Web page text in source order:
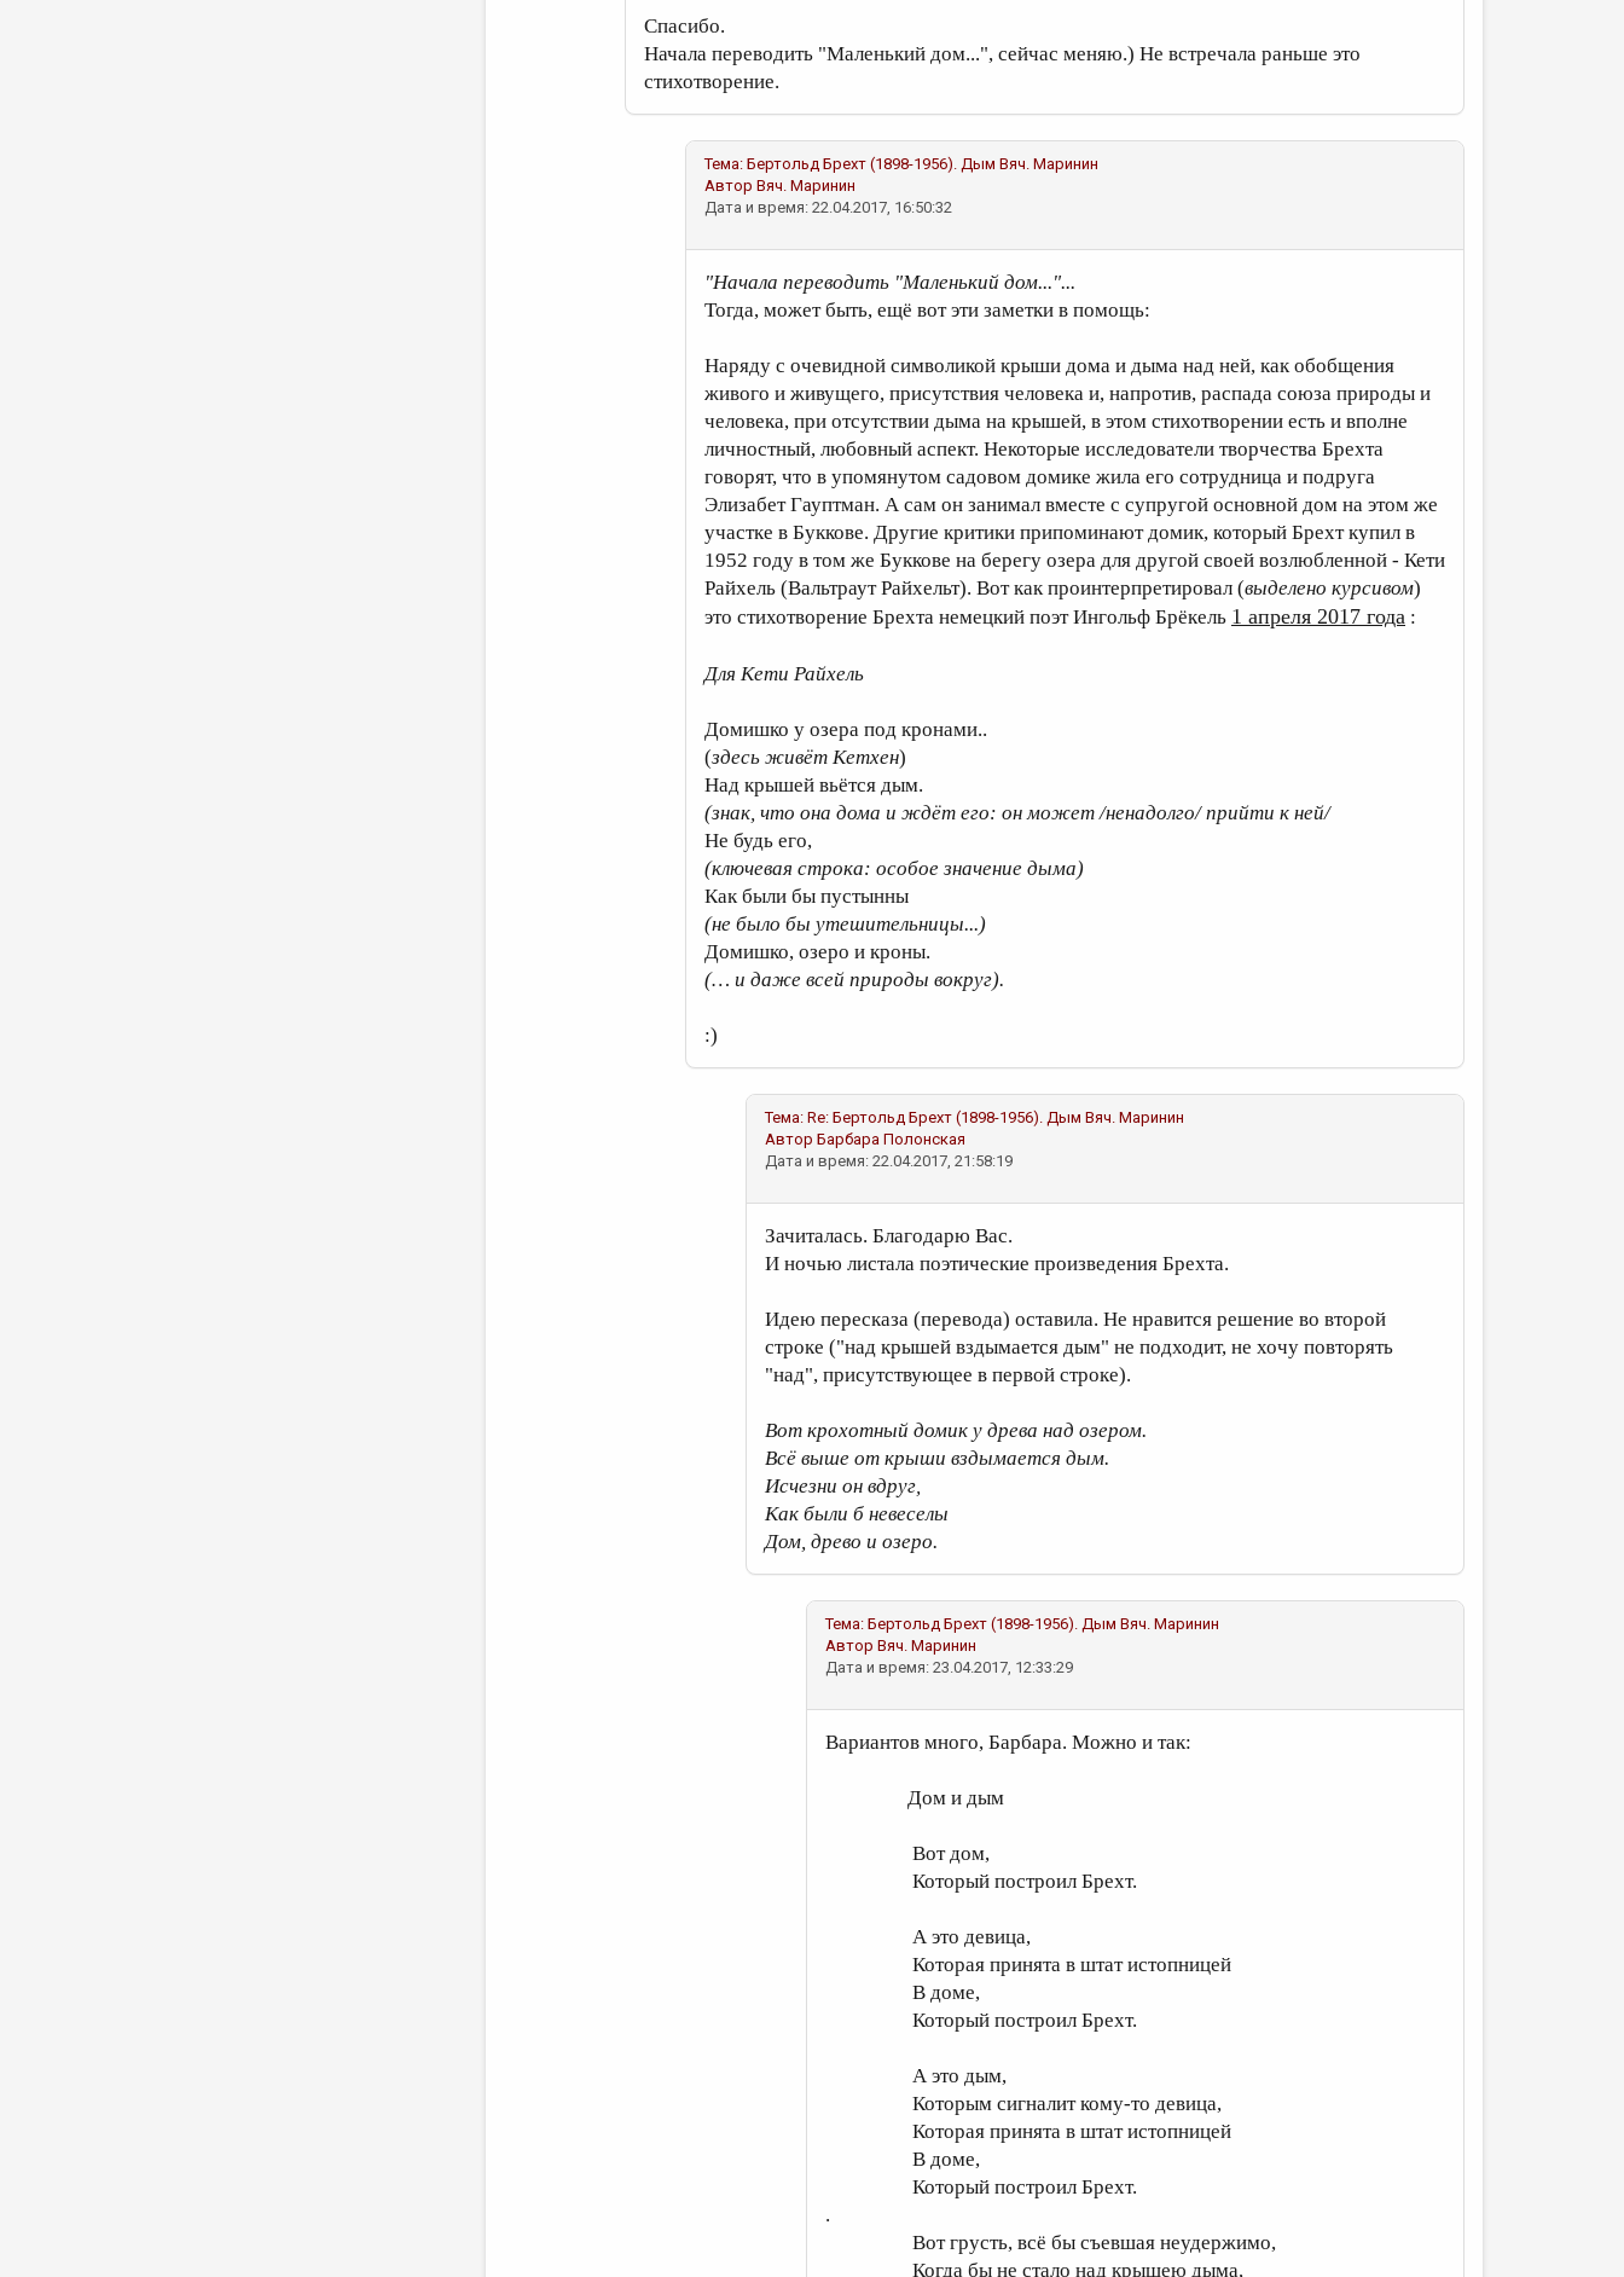
Спасибо.
Начала переводить "Маленький дом...", сейчас меняю.) Не встречала раньше это
стихотворение.
Тема: Бертольд Брехт (1898-1956). Дым Вяч. Маринин
Автор Вяч. Маринин
Дата и время: 22.04.2017, 16:50:32
"Начала переводить "Маленький дом..."...
Тогда, может быть, ещё вот эти заметки в помощь:
Наряду с очевидной символикой крыши дома и дыма над ней, как обобщения
живого и живущего, присутствия человека и, напротив, распада союза природы и
человека, при отсутствии дыма на крышей, в этом стихотворении есть и вполне
личностный, любовный аспект. Некоторые исследователи творчества Брехта
говорят, что в упомянутом садовом домике жила его сотрудница и подруга
Элизабет Гауптман. А сам он занимал вместе с супругой основной дом на этом же
участке в Буккове. Другие критики припоминают домик, который Брехт купил в
1952 году в том же Буккове на берегу озера для другой своей возлюбленной - Кети
Райхель (Вальтраут Райхельт). Вот как проинтерпретировал (выделено курсивом)
это стихотворение Брехта немецкий поэт Ингольф Брёкель 1 апреля 2017 года :
Для Кети Райхель
Домишко у озера под кронами..
(здесь живёт Кетхен)
Над крышей вьётся дым.
(знак, что она дома и ждёт его: он может /ненадолго/ прийти к ней/
Не будь его,
(ключевая строка: особое значение дыма)
Как были бы пустынны
(не было бы утешительницы...)
Домишко, озеро и кроны.
(… и даже всей природы вокруг).
:)
Тема: Re: Бертольд Брехт (1898-1956). Дым Вяч. Маринин
Автор Барбара Полонская
Дата и время: 22.04.2017, 21:58:19
Зачиталась. Благодарю Вас.
И ночью листала поэтические произведения Брехта.
Идею пересказа (перевода) оставила. Не нравится решение во второй
строке ("над крышей вздымается дым" не подходит, не хочу повторять
"над", присутствующее в первой строке).
Вот крохотный домик у древа над озером.
Всё выше от крыши вздымается дым.
Исчезни он вдруг,
Как были б невеселы
Дом, древо и озеро.
Тема: Бертольд Брехт (1898-1956). Дым Вяч. Маринин
Автор Вяч. Маринин
Дата и время: 23.04.2017, 12:33:29
Вариантов много, Барбара. Можно и так:
Дом и дым
Вот дом,
Который построил Брехт.
А это девица,
Которая принята в штат истопницей
В доме,
Который построил Брехт.
А это дым,
Которым сигналит кому-то девица,
Которая принята в штат истопницей
В доме,
Который построил Брехт.
.
Вот грусть, всё бы съевшая неудержимо,
Когда бы не стало над крышею дыма,